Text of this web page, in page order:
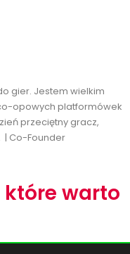
gier. Jestem wielkim
opowych platformówek
przeciętny gracz,
| Co-Founder
które warto